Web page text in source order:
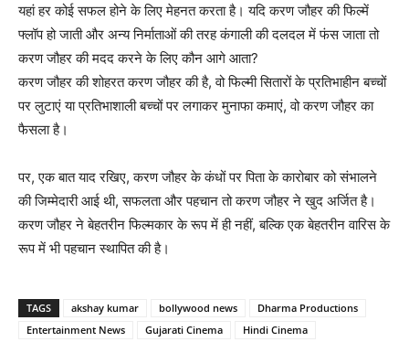
यहां हर कोई सफल होने के लिए मेहनत करता है। यदि करण जौहर की फिल्‍में
फ्लॉप हो जाती और अन्‍य निर्माताओं की तरह कंगाली की दलदल में फंस जाता तो
करण जौहर की मदद करने के लिए कौन आगे आता?
करण जौहर की शोहरत करण जौहर की है, वो फिल्‍मी सितारों के प्रतिभाहीन बच्‍चों
पर लुटाएं या प्रतिभाशाली बच्‍चों पर लगाकर मुनाफा कमाएं, वो करण जौहर का
फैसला है।
पर, एक बात याद रखिए, करण जौहर के कंधों पर पिता के कारोबार को संभालने
की जिम्‍मेदारी आई थी, सफलता और पहचान तो करण जौहर ने खुद अर्जित है।
करण जौहर ने बेहतरीन फिल्‍मकार के रूप में ही नहीं, बल्कि एक बेहतरीन वारिस के
रूप में भी पहचान स्‍थापित की है।
TAGS akshay kumar bollywood news
Dharma Productions
Entertainment News
Gujarati Cinema
Hindi Cinema